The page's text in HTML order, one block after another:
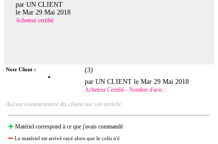
par UN CLIENT
le Mar 29 Mai 2018
Acheteur certifié
Note Client : (3)
par UN CLIENT leMar 29 Mai 2018
Acheteur Certifié - Nombre d'avis :
Aucun commentaire du client sur cet article
Matériel correspond à ce que j'avais commandé
Le matériel est arrivé rayé alors que le colis n'é